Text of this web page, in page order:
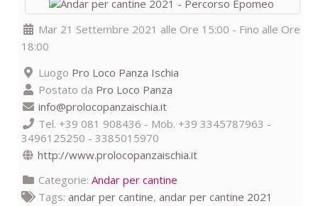
Mar 21 Settembre 2021 alle Ore 15:00 - Fino alle Ore
18:00
Luogo Pro Loco Panza Ischia
Postato da Pro Loco Panza
info@prolocopanzaischia.it
Tel. +39 081 908436 - Mob. +39 3345787963 -
3496125250 - 3385015970
http://www.prolocopanzaischia.it
Categorie: Andar per cantine
Tags: andar per cantine, andar per cantine 2021